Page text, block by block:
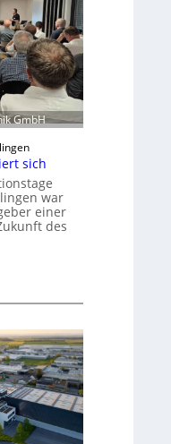
GmbH
sich
war
einer
des